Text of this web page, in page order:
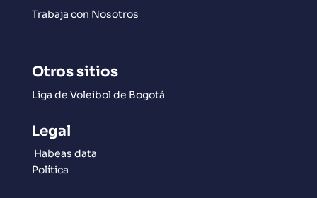
Trabaja con Nosotros
Otros sitios
Liga de Voleibol de Bogotá
Legal
Habeas data
Política